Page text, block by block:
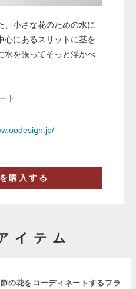
、小さな花のための水に
心にあるスリットに茎を
水を張ってそっと浮かべ
ト
購入する
イテム
の花をコーディネートするフラ